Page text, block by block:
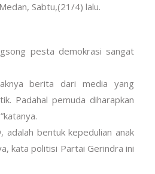
Sabtu,(21/4) lalu.
pesta demokrasi sangat
berita dari media yang
Padahal pemuda diharapkan
adalah bentuk kepedulian anak
kata politisi Partai Gerindra ini